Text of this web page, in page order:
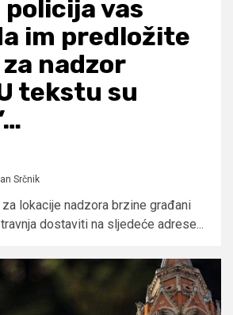
policija vas
im predložite
nadzor
tekstu su
Srčnik
lokacije nadzora brzine građani
dostaviti na sljedeće adrese...